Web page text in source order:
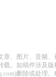
章、图片、音频
载。如稿件涉及
删除或处理